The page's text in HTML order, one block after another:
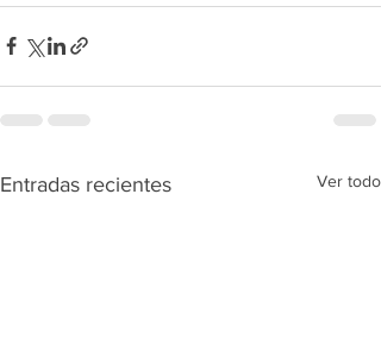
Entradas recientes Ver todo